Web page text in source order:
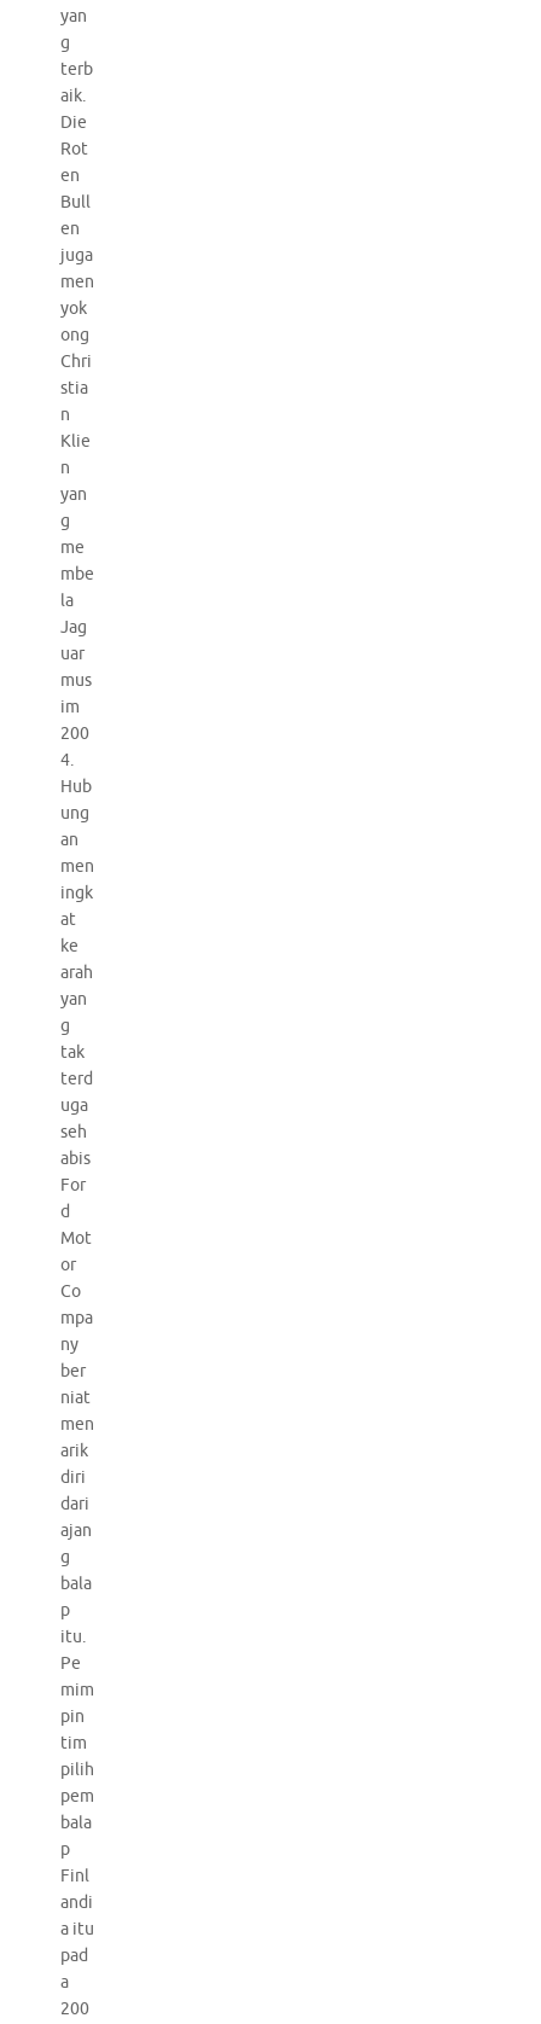
yan
g
terb
aik.
Die
Rot
en
Bull
en
juga
men
yok
ong
Chri
stia
n
Klie
n
yan
g
me
mbe
la
Jag
uar
mus
im
200
4.
Hub
ung
an
men
ingk
at
ke
arah
yan
g
tak
terd
uga
seh
abis
For
d
Mot
or
Co
mpa
ny
ber
niat
men
arik
diri
dari
ajan
g
bala
p
itu.
Pe
mim
pin
tim
pilih
pem
bala
p
Finl
andi
a itu
pad
a
200